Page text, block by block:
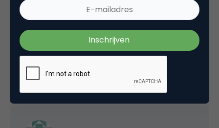
Volgens mij is het zo dat de geur van warm
gebakken lucht bij Narrowcastingproducten
toe wordt gevoegd om de verkoop te
13 december 2006 om 10:12